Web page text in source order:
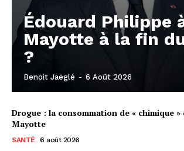
Édouard Philippe
Mayotte à la fin
?
Benoit Jaëglé - 6 Août 2026
Drogue : la consommation de « chimique
Mayotte
SANTÉ 6 août 2026